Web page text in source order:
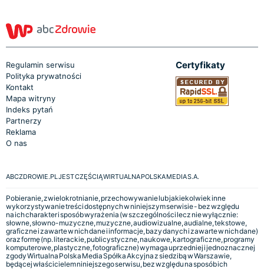
Regulamin serwisu
Polityka prywatności
Kontakt
Mapa witryny
Indeks pytań
Partnerzy
Reklama
O nas
Certyfikaty
ABCZDROWIE.PL JEST CZĘŚCIĄ WIRTUALNA POLSKA MEDIA S.A.
Pobieranie, zwielokrotnianie, przechowywanie lub jakiekolwiek inne
wykorzystywanie treści dostępnych w niniejszym serwisie - bez względu
na ich charakter i sposób wyrażenia (w szczególności lecz nie wyłącznie:
słowne, słowno-muzyczne, muzyczne, audiowizualne, audialne, tekstowe,
graficzne i zawarte w nich dane i informacje, bazy danych i zawarte w nich dane)
oraz formę (np. literackie, publicystyczne, naukowe, kartograficzne, programy
komputerowe, plastyczne, fotograficzne) wymaga uprzedniej i jednoznacznej
zgody Wirtualna Polska Media Spółka Akcyjna z siedzibą w Warszawie,
będącej właścicielem niniejszego serwisu, bez względu na sposób ich